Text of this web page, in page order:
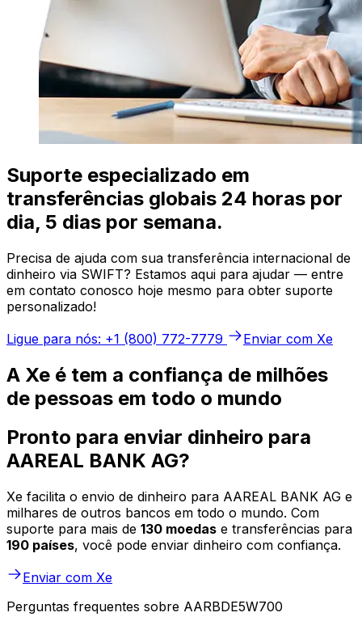
Suporte especializado em
transferências globais 24 horas por
dia, 5 dias por semana.
Precisa de ajuda com sua transferência internacional de
dinheiro via SWIFT? Estamos aqui para ajudar — entre
em contato conosco hoje mesmo para obter suporte
personalizado!
Ligue para nós: +1 (800) 772-7779
Enviar com Xe
A Xe é tem a confiança de milhões
de pessoas em todo o mundo
Pronto para enviar dinheiro para
AAREAL BANK AG?
Xe facilita o envio de dinheiro para AAREAL BANK AG e
milhares de outros bancos em todo o mundo. Com
suporte para mais de 130 moedas e transferências para
190 países, você pode enviar dinheiro com confiança.
Enviar com Xe
Perguntas frequentes sobre AARBDE5W700